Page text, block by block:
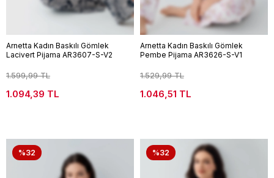
Arnetta Kadın Baskılı Gömlek
Lacivert Pijama AR3607-S-V2
1.599,99 TL
1.094,39 TL
Arnetta Kadın Baskılı Gömlek
Pembe Pijama AR3626-S-V1
1.529,99 TL
1.046,51 TL
%32 %32